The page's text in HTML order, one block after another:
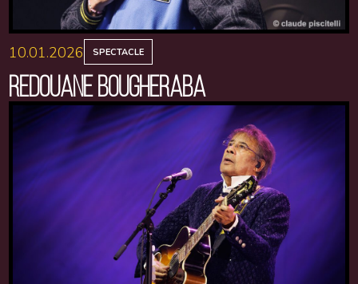
10.01.2026 SPECTACLE
REDOUANE BOUGHERABA